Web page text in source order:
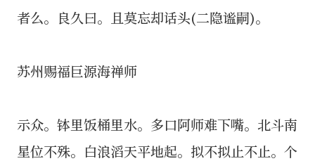
者么。良久曰。且莫忘却话头(二隐谧嗣)。
苏州赐福巨源海禅师
示众。钵里饭桶里水。多口阿师难下嘴。北斗南
星位不殊。白浪滔天平地起。拟不拟止不止。个